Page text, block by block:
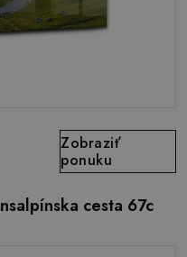
Zobraziť
ponuku
cesta 67c